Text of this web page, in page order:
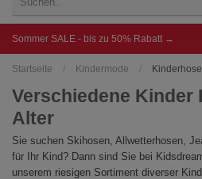
Sommer SALE - bis zu 50% Rabatt →
Startseite / Kindermode /
Verschiedene Kinder
Alter
Sie suchen Skihosen, Allwetterhosen,
für Ihr Kind? Dann sind Sie bei
unserem riesigen Sortiment diverser